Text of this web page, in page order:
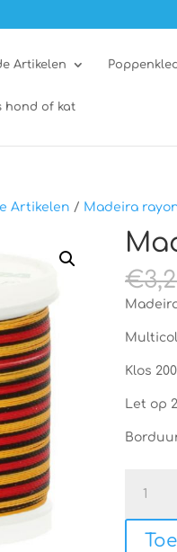
Artikelen
hond of kat
Artikelen / Madeira
€
Klos
Let op
rayon
2145
aantal